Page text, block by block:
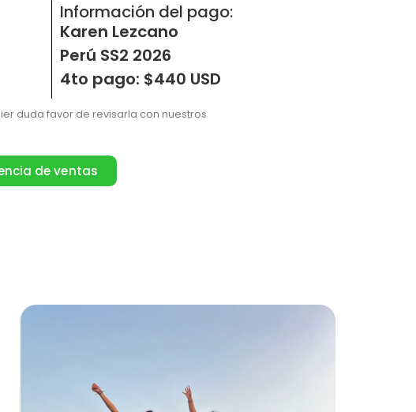
Información del pago:
Karen Lezcano
Perú SS2 2026
4to pago: $440 USD
duda favor de revisarla con nuestros
de ventas